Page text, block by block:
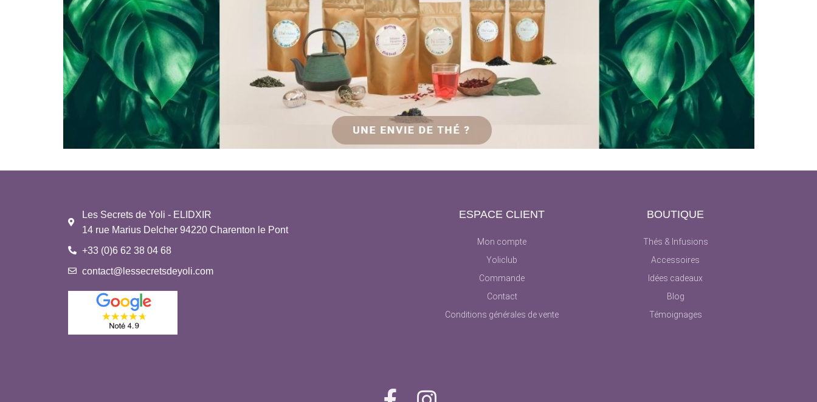
Les Secrets de Yoli - ELIDXIR
14 rue Marius Delcher 94220 Charenton le Pont
+33 (0)6 62 38 04 68
contact@lessecretsdeyoli.com
ESPACE CLIENT
Mon compte
Yoliclub
Commande
Contact
Conditions générales de vente
BOUTIQUE
Thés & Infusions
Accessoires
Idées cadeaux
Blog
Témoignages